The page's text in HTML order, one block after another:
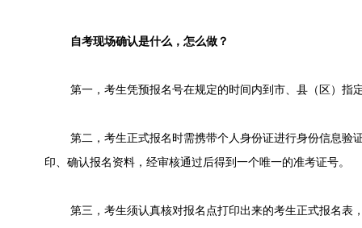
自考现场确认是什么，怎么做？
第一，考生凭预报名号在规定的时间内到市、县（区）指
第二，考生正式报名时需携带个人身份证进行身份信息验
印、确认报名资料，经审核通过后得到一个唯一的准考证号。
第三，考生须认真核对报名点打印出来的考生正式报名表